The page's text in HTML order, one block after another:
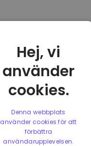
Hej, vi
använder
cookies.
Denna webbplats
använder cookies för att
förbättra
användarupplevelsen.